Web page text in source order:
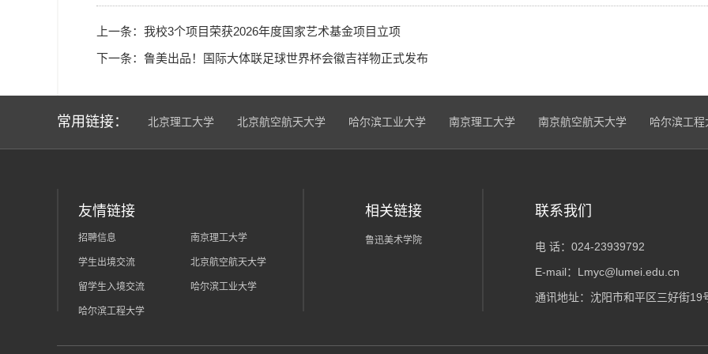
上一条： 我校3个项目荣获2026年度国家艺术基金项目立项
下一条： 鲁美出品！国际大体联足球世界杯会徽吉祥物正式发布
常用链接： 北京理工大学 北京航空航天大学 哈尔滨工业大学 南京理工大学 南京航空航天大学 哈尔滨工程
友情链接
招聘信息 南京理工大学
学生出境交流 北京航空航天大学
留学生入境交流 哈尔滨工业大学
哈尔滨工程大学
相关链接
鲁迅美术学院
联系我们
电 话：024-23939792
E-mail：Lmyc@lumei.edu.cn
通讯地址：沈阳市和平区三好街19